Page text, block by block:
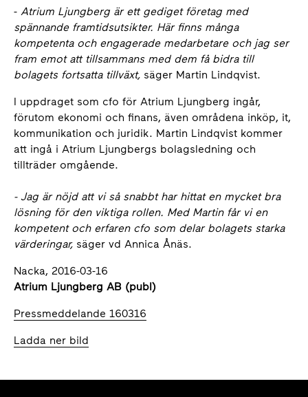
- Atrium Ljungberg är ett gediget företag med
spännande framtidsutsikter. Här finns många
kompetenta och engagerade medarbetare och jag ser
fram emot att tillsammans med dem få bidra till
bolagets fortsatta tillväxt, säger Martin Lindqvist.
I uppdraget som cfo för Atrium Ljungberg ingår,
förutom ekonomi och finans, även områdena inköp, it,
kommunikation och juridik. Martin Lindqvist kommer
att ingå i Atrium Ljungbergs bolagsledning och
tillträder omgående.
- Jag är nöjd att vi så snabbt har hittat en mycket bra
lösning för den viktiga rollen. Med Martin får vi en
kompetent och erfaren cfo som delar bolagets starka
värderingar, säger vd Annica Ånäs.
Nacka, 2016-03-16
Atrium Ljungberg AB (publ)
Pressmeddelande 160316
Ladda ner bild